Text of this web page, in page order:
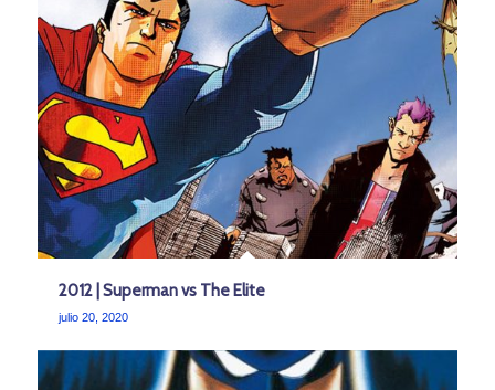
2012 | Superman vs The Elite
julio 20, 2020